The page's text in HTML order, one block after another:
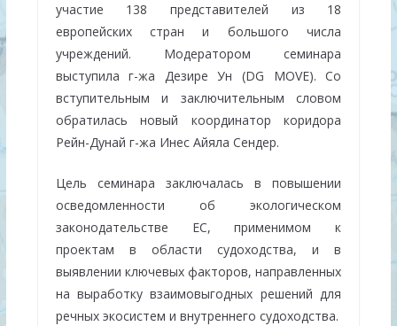
участие 138 представителей из 18
европейских стран и большого числа
учреждений. Модератором семинара
выступила г-жа Дезире Ун (DG MOVE). Со
вступительным и заключительным словом
обратилась новый координатор коридора
Рейн-Дунай г-жа Инес Айяла Сендер.
Цель семинара заключалась в повышении
осведомленности об экологическом
законодательстве ЕС, применимом к
проектам в области судоходства, и в
выявлении ключевых факторов, направленных
на выработку взаимовыгодных решений для
речных экосистем и внутреннего судоходства.